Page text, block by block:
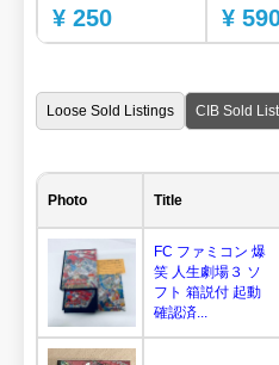
¥ 250 ¥
Loose Sold Listings CIB Sold
Photo Title
FC ファミコン 爆
笑 人生劇場３ ソ
フト 箱説付 起動
確認済...